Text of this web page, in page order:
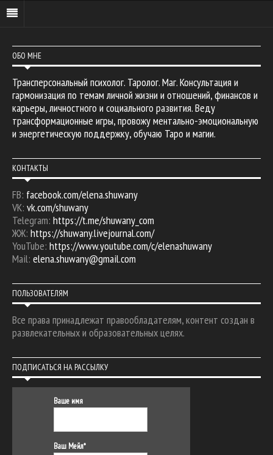
ОБО МНЕ
Трансперсональный психолог. Таролог. Маг. Консультация и
гармонизация по темам личной жизни и отношений, финансов и
карьеры, личностного и социального развития. Веду
трансформационные игры, провожу ментально-эмоциональную
и энергетическую поддержку, обучаю Таро и магии.
КОНТАКТЫ
FB: facebook.com/elena.shuwany
VK: vk.com/shuwany
Telegram: https://t.me/shuwany_com
ЖЖ: https://shuwany.livejournal.com/
YouTube: https://www.youtube.com/c/elenashuwany
Mail: elena.shuwany@gmail.com
ПОЛЬЗОВАТЕЛЯМ
Все права принадлежат правообладателям, контент создан в
развлекательных и образовательных целях.
ПОДПИСАТЬСЯ НА РАССЫЛКУ
Ваше имя
Ваш Мейл*